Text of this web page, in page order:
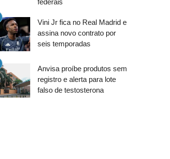
federais
Vini Jr fica no Real Madrid e
assina novo contrato por
seis temporadas
Anvisa proíbe produtos sem
registro e alerta para lote
falso de testosterona